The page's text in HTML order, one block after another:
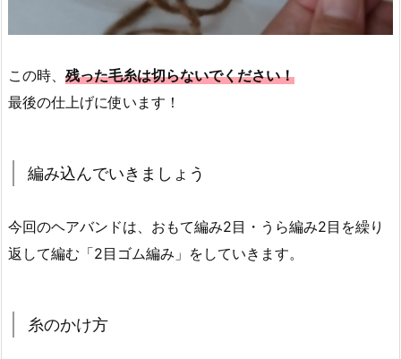
この時、 残った毛糸は切らないでください！
最後の仕上げに使います！
編み込んでいきましょう
今回のヘアバンドは、おもて編み2目・うら編み2目を繰り
返して編む「2目ゴム編み」をしていきます。
糸のかけ方